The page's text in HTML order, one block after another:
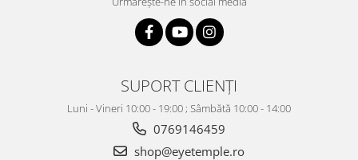
SUPORT CLIENȚI
Luni - Vineri 10:00 - 19:00 ; Sâmbătă 10:00 - 14:00
0769146459
shop@eyetemple.ro